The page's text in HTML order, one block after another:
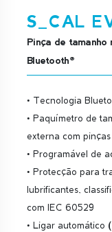
S_CAL
Pinça de
Bluetooth®
• Tecnologia
• Paquímetro de
externa com
• Programável de
• Protecção para
lubrificantes,
com IEC 60529
• Ligar automático